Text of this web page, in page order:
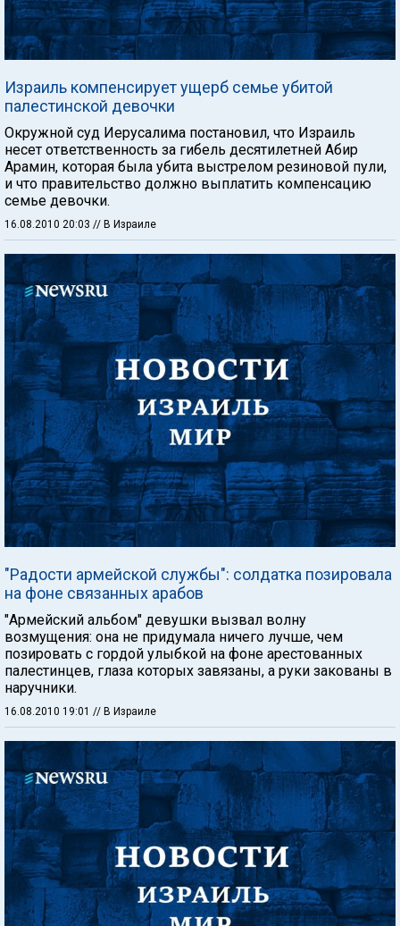
Израиль компенсирует ущерб семье убитой
палестинской девочки
Окружной суд Иерусалима постановил, что Израиль
несет ответственность за гибель десятилетней Абир
Арамин, которая была убита выстрелом резиновой пули,
и что правительство должно выплатить компенсацию
семье девочки.
16.08.2010 20:03 // В Израиле
"Радости армейской службы": солдатка позировала
на фоне связанных арабов
"Армейский альбом" девушки вызвал волну
возмущения: она не придумала ничего лучше, чем
позировать с гордой улыбкой на фоне арестованных
палестинцев, глаза которых завязаны, а руки закованы в
наручники.
16.08.2010 19:01 // В Израиле